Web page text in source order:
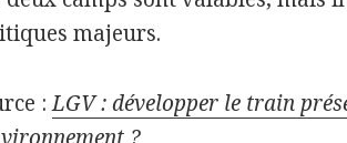
majeurs.
:LGV : développer le train